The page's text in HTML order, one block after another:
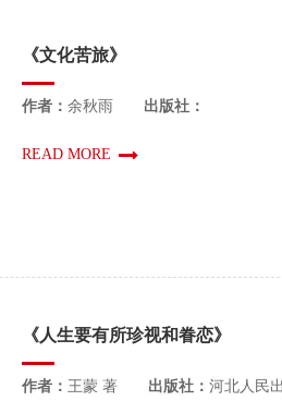
《文化苦旅》
作者：余秋雨 出版社：
READ MORE
《人生要有所珍视和眷恋》
作者： 王蒙 著 出版社：河北人民